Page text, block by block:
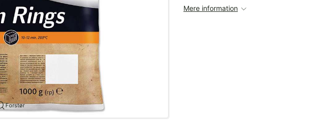
Forstør
Mere information